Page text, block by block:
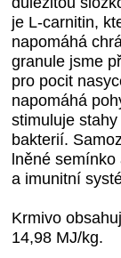
je L-carnitin,
napomáhá
granule jsme
pro pocit
napomáhá
stimuluje
bakterií.
lněné
a imunitní
Krmivo
14,98 MJ/kg.